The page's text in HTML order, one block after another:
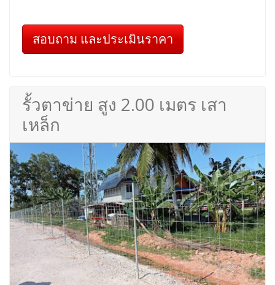
สอบถาม และประเมินราคา
รั้วตาข่าย สูง 2.00 เมตร เสา
เหล็ก